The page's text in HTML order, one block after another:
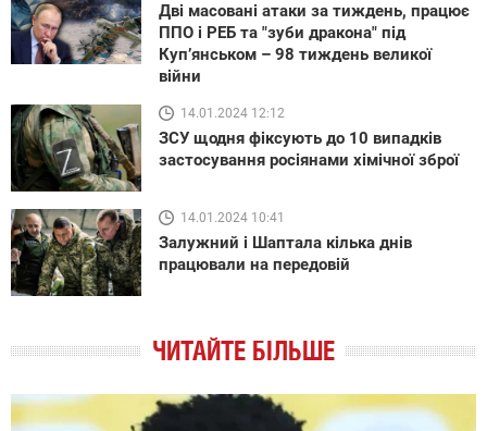
Дві масовані атаки за тиждень, працює
ППО і РЕБ та "зуби дракона" під
Куп’янськом – 98 тиждень великої
війни
14.01.2024 12:12
ЗСУ щодня фіксують до 10 випадків
застосування росіянами хімічної зброї
14.01.2024 10:41
Залужний і Шаптала кілька днів
працювали на передовій
ЧИТАЙТЕ БІЛЬШЕ